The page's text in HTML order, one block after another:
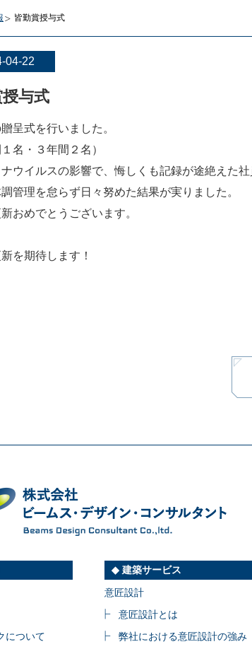
皆勤賞授与式
04-22
与式
呈式を行いました。
１名・３年間２名）
ウイルスの影響で、悔しくも記録が途絶えた
管理を怠らず日々努めた結果が実りました。
おめでとうございます。
を期待します！
について
建築サービス
意匠設計
意匠設計とは
弊社における意匠設計の強み